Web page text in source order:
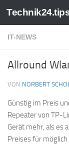
Zum Inhalt
IT-NEWS
Allround
VON NORBERT
Günstig im Preis
Repeater von TP-
Gerät mehr, als es
Preises für